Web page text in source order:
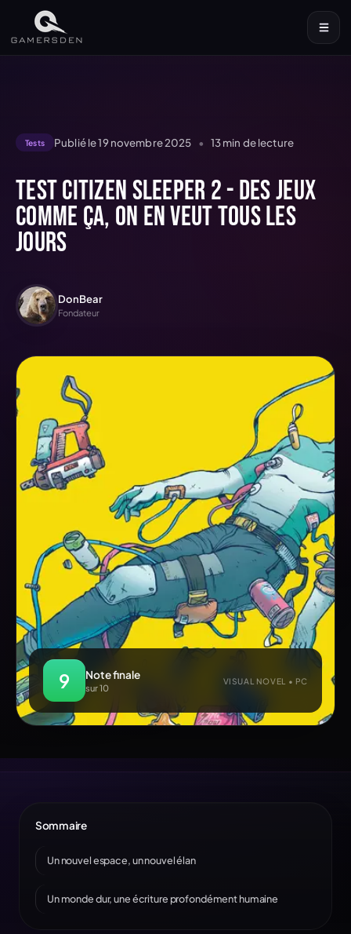
Tests Publié le19 novembre 2025 • 13min de lecture
Test Citizen Sleeper 2 - Des jeux
comme ça, on en veut tous les
jours
DonBear
Fondateur
9 Note finale
sur 10
VISUAL NOVEL • PC
Sommaire
Un nouvel espace, un nouvel élan
Un monde dur, une écriture profondément humaine